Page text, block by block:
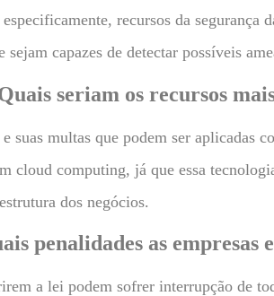
recursos da segurança
capazes de detectar possíveis
seriam os recursos
suas multas que podem ser aplicadas
cloud computing, já que essa
dos negócios.
penalidades as empresas
a lei podem sofrer interrupção de